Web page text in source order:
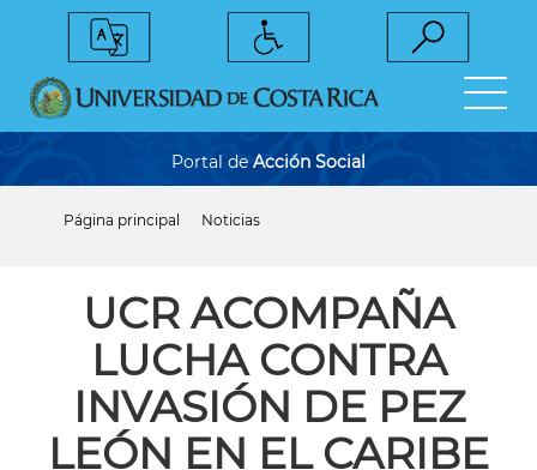
Portal de Acción Social
ayuda
navegación
Página principal Noticias
UCR ACOMPAÑA
LUCHA CONTRA
INVASIÓN DE PEZ
LEÓN EN EL CARIBE